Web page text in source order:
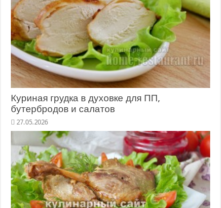
Куриная грудка в духовке для ПП,
бутербродов и салатов
27.05.2026